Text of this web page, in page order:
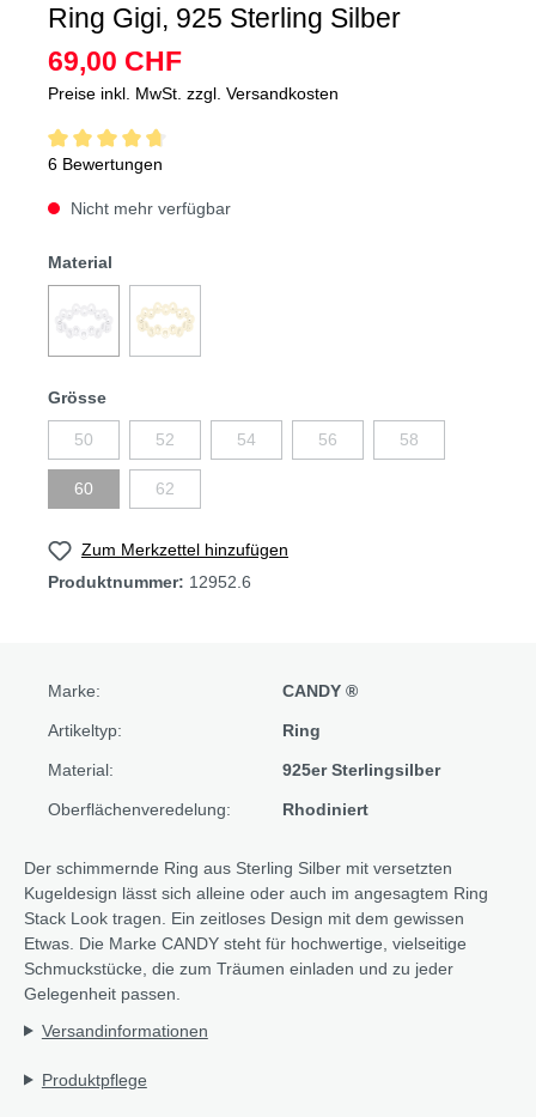
Ring Gigi, 925 Sterling Silber
69,00 CHF
Preise inkl. MwSt. zzgl. Versandkosten
6 Bewertungen
Nicht mehr verfügbar
Material
Grösse
50 52 54 56 58
60 62
Zum Merkzettel hinzufügen
Produktnummer: 12952.6
Marke: CANDY ®
Artikeltyp: Ring
Material: 925er Sterlingsilber
Oberflächenveredelung: Rhodiniert
Der schimmernde Ring aus Sterling Silber mit versetzten
Kugeldesign lässt sich alleine oder auch im angesagtem Ring
Stack Look tragen. Ein zeitloses Design mit dem gewissen
Etwas. Die Marke CANDY steht für hochwertige, vielseitige
Schmuckstücke, die zum Träumen einladen und zu jeder
Gelegenheit passen.
Versandinformationen
Produktpflege